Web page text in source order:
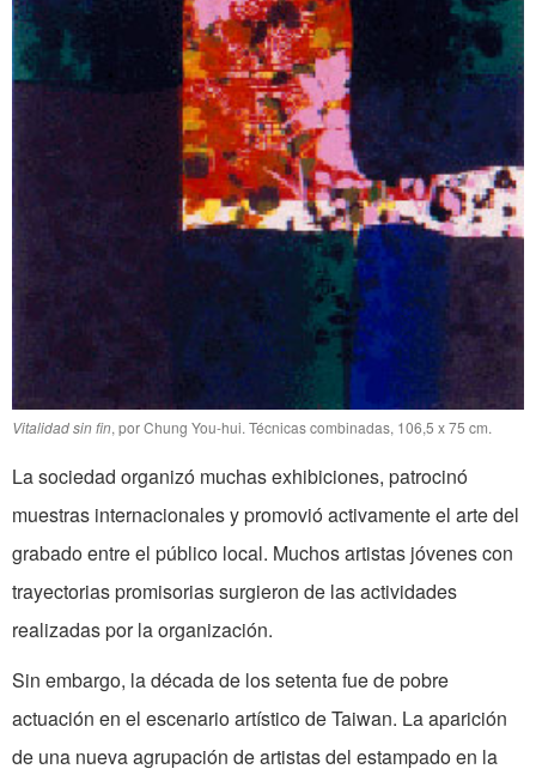
Vitalidad sin fin, por Chung You-hui. Técnicas combinadas, 106,5 x 75 cm.
La sociedad organizó muchas exhibiciones, patrocinó
muestras internacionales y promovió activamente el arte del
grabado entre el público local. Muchos artistas jóvenes con
trayectorias promisorias surgieron de las actividades
realizadas por la organización.
Sin embargo, la década de los setenta fue de pobre
actuación en el escenario artístico de Taiwan. La aparición
de una nueva agrupación de artistas del estampado en la